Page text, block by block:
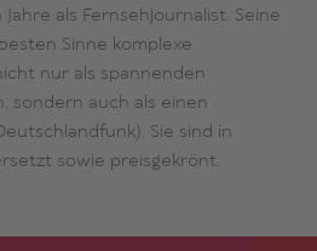
als Fernsehjournalist. Seine
Sinne komplexe
nur als spannenden
sondern auch als einen
Sie sind in
sowie preisgekrönt.